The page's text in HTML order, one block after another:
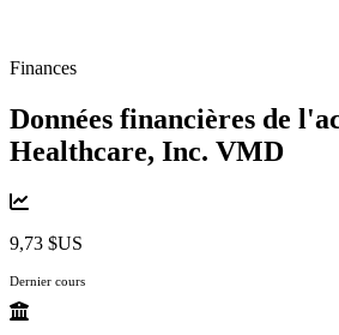
Finances
Données financières de
Healthcare, Inc. VMD
9,73 $US
Dernier cours